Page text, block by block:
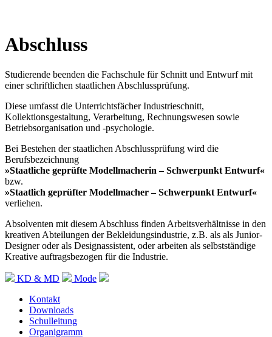
Abschluss
Studierende beenden die Fachschule für Schnitt und Entwurf mit
einer schriftlichen staatlichen Abschlussprüfung.
Diese umfasst die Unterrichtsfächer Industrieschnitt,
Kollektionsgestaltung, Verarbeitung, Rechnungswesen sowie
Betriebsorganisation und -psychologie.
Bei Bestehen der staatlichen Abschlussprüfung wird die
Berufsbezeichnung
»Staatliche geprüfte Modellmacherin – Schwerpunkt Entwurf«
bzw.
»Staatlich geprüfter Modellmacher – Schwerpunkt Entwurf«
verliehen.
Absolventen mit diesem Abschluss finden Arbeitsverhältnisse in den
kreativen Abteilungen der Bekleidungsindustrie, z.B. als als Junior-
Designer oder als Designassistent, oder arbeiten als selbstständige
Kreative auftragsbezogen für die Industrie.
KD & MD
Mode
Kontakt
Downloads
Schulleitung
Organigramm